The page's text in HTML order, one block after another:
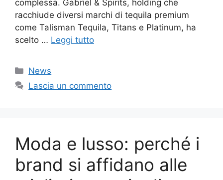
complessa. Gabriel & Spirits, holding che
racchiude diversi marchi di tequila premium
come Talisman Tequila, Titans e Platinum, ha
scelto … Leggi tutto
Categorie
News
Lascia un commento
Moda e lusso: perché i
brand si affidano alle